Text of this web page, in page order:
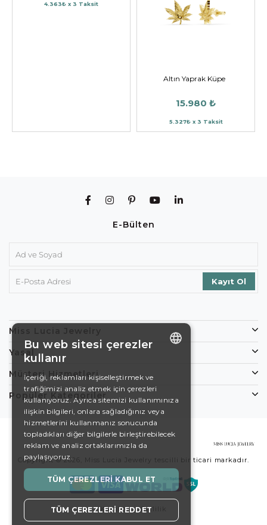
4.363₺ x 3 Taksit
Altın Yaprak Küpe
15.980 ₺
5.327₺ x 3 Taksit
E-Bülten
Miss Lucia Jewelry
Yasal
Müşteri Hizmetleri
Popüler Kategoriler
Copyright © 2026, Miss Lucia Jewelry tescilli bir ticari markadır.
Koşullar Gizlilik
DE
EN
SWEDISH
TURKISH
Bu web sitesi çerezler
kullanır
İçeriği, reklamları kişiselleştirmek ve
trafiğimizi analiz etmek için çerezleri
kullanıyoruz. Ayrıca sitemizi kullanımınıza
ilişkin bilgileri, onlara sağladığınız veya
hizmetlerini kullanmanız sonucunda
topladıkları diğer bilgilerle birleştirebilecek
reklam ve analiz ortaklarımızla da
paylaşıyoruz.
TÜM ÇEREZLERI KABUL ET
TÜM ÇEREZLERI REDDET